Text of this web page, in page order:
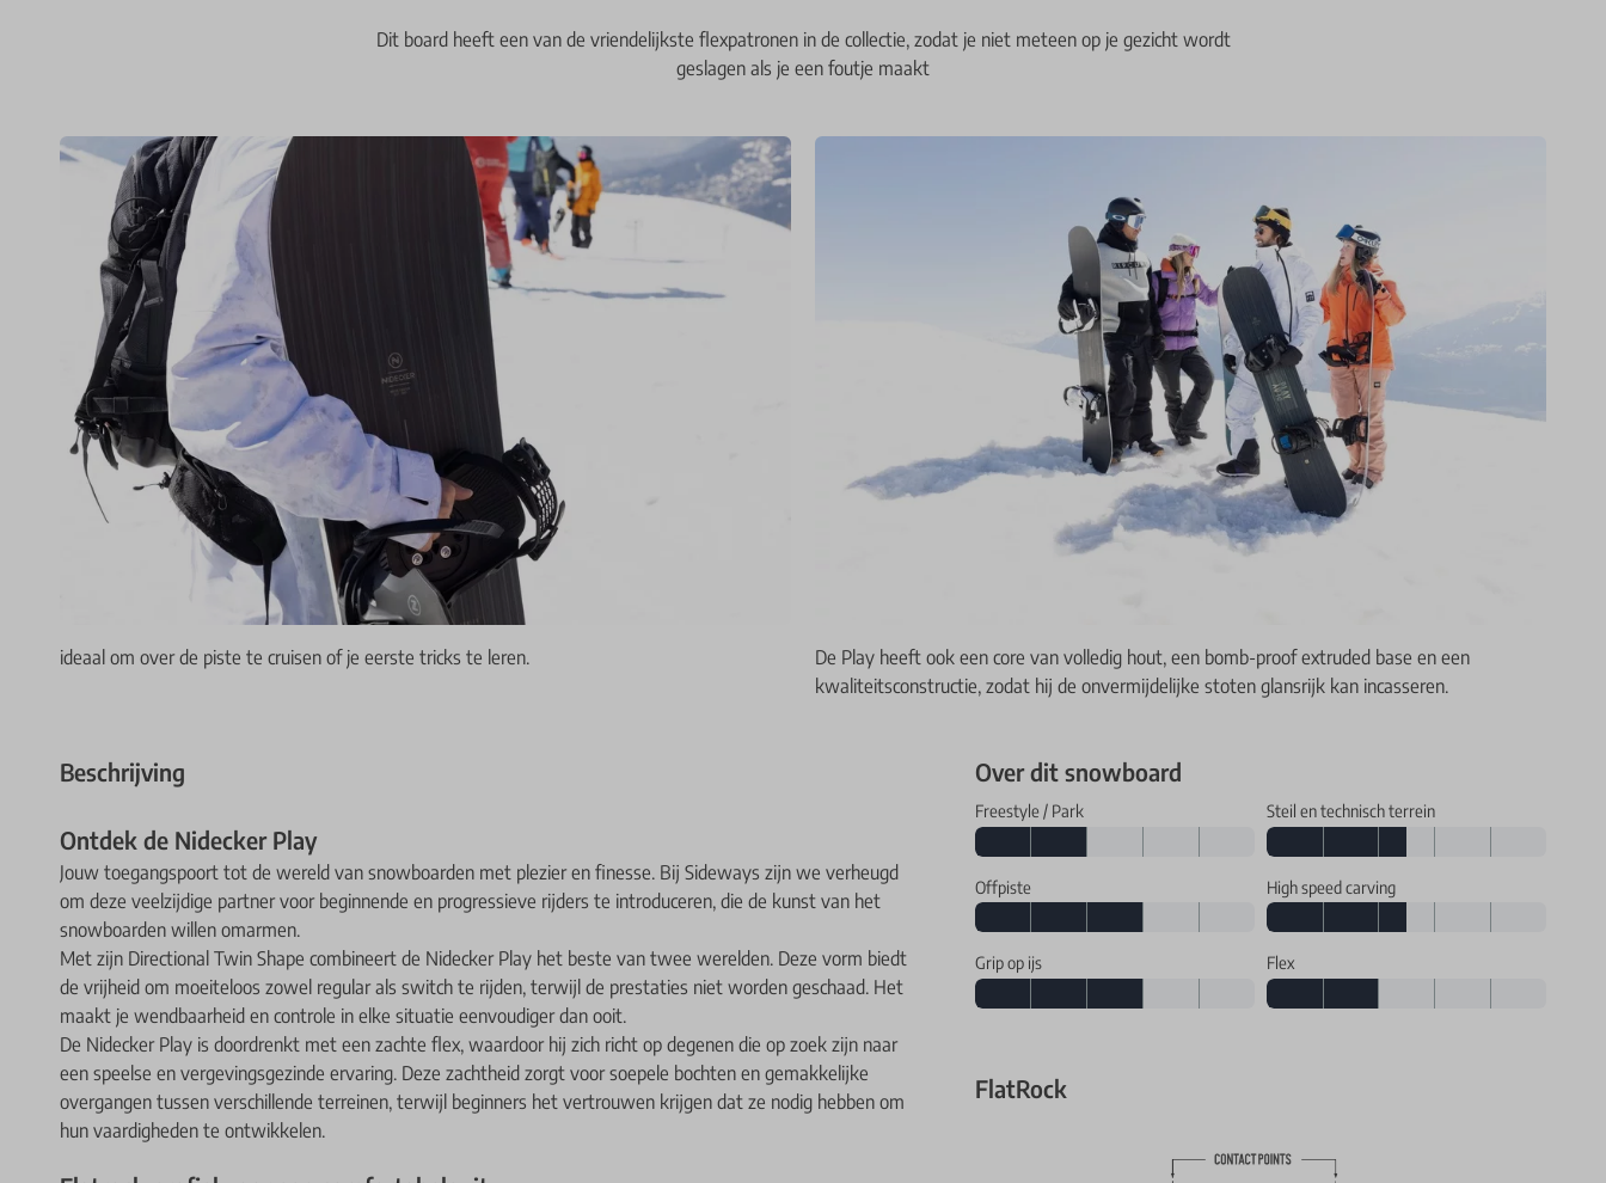
Dit board heeft een van de vriendelijkste flexpatronen in de collectie, zodat je niet meteen op je gezicht wordt
geslagen als je een foutje maakt
ideaal om over de piste te cruisen of je eerste tricks te leren.
De Play heeft ook een core van volledig hout, een bomb-proof extruded base en een
kwaliteitsconstructie, zodat hij de onvermijdelijke stoten glansrijk kan incasseren.
Beschrijving
Ontdek de Nidecker Play
Jouw toegangspoort tot de wereld van snowboarden met plezier en finesse. Bij Sideways zijn we verheugd
om deze veelzijdige partner voor beginnende en progressieve rijders te introduceren, die de kunst van het
snowboarden willen omarmen.
Met zijn Directional Twin Shape combineert de Nidecker Play het beste van twee werelden. Deze vorm biedt
de vrijheid om moeiteloos zowel regular als switch te rijden, terwijl de prestaties niet worden geschaad. Het
maakt je wendbaarheid en controle in elke situatie eenvoudiger dan ooit.
De Nidecker Play is doordrenkt met een zachte flex, waardoor hij zich richt op degenen die op zoek zijn naar
een speelse en vergevingsgezinde ervaring. Deze zachtheid zorgt voor soepele bochten en gemakkelijke
overgangen tussen verschillende terreinen, terwijl beginners het vertrouwen krijgen dat ze nodig hebben om
hun vaardigheden te ontwikkelen.
Over dit snowboard
Freestyle / Park Steil en technisch terrein
Offpiste High speed carving
Grip op ijs Flex
FlatRock